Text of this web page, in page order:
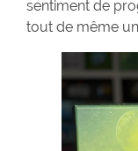
sentiment de
tout de même